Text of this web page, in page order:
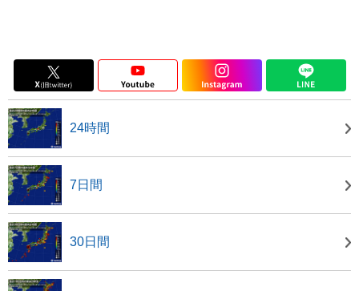
24時間
7日間
30日間